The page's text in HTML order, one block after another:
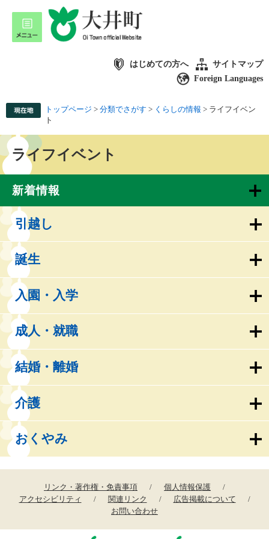
はじめての方へ
サイトマップ
Foreign Languages
トップページ > 分類でさがす > くらしの情報 > ライフイベン
ト
ライフイベント
新着情報
引越し
誕生
入園・入学
成人・就職
結婚・離婚
介護
おくやみ
リンク・著作権・免責事項
個人情報保護
アクセシビリティ
関連リンク
広告掲載について
お問い合わせ